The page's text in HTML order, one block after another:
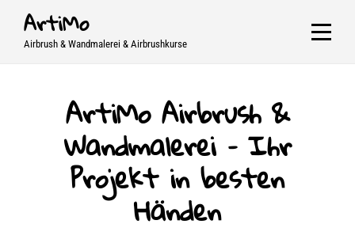
SkipArtiMo
Airbrush & Wandmalerei & Airbrushkurse
ArtiMo Airbrush &
Wandmalerei – Ihr
Projekt in besten
Händen